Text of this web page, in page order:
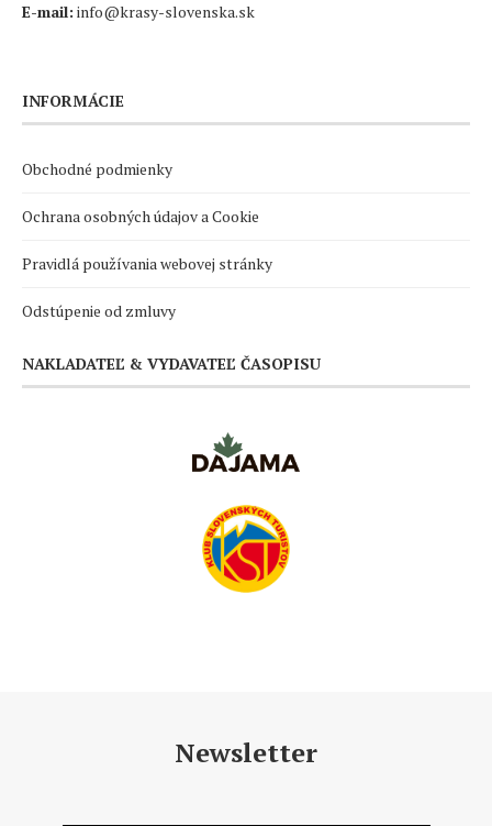
E-mail: info@krasy-slovenska.sk
INFORMÁCIE
Obchodné podmienky
Ochrana osobných údajov a Cookie
Pravidlá používania webovej stránky
Odstúpenie od zmluvy
NAKLADATEĽ & VYDAVATEĽ ČASOPISU
Newsletter